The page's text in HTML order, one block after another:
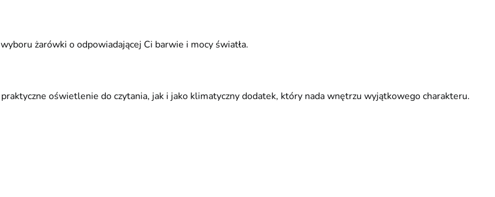
żarówki o odpowiadającej Ci barwie i mocy światła.
oświetlenie do czytania, jak i jako klimatyczny dodatek, który nada wnętrzu wyjątkowego charakteru.